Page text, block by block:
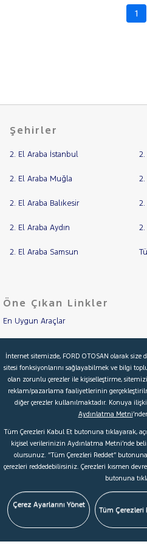
TOGG
VOLKSWAGEN
VOLVO
1
Şehirler
2. El Araba İstanbul
2. El Araba Muğla 2.
2. El Araba Balıkesir 2.
2. El Araba Aydın 2.
2. El Araba Samsun
Öne Çıkan Linkler
En Uygun Araçlar
İkinci El Garanti
Kampanyalar
Kredi Hesaplama & Başvuru
© 2026 Ford Türkiye Ford
Şartlar & Kişisel Verilerin Korunması
Çerez Tercihleri
İnternet sitemizde, FORD OTOSAN olarak
sitesi fonksiyonlarını sağlayabilmek ve bilgi
olan zorunlu çerezler ile kişiselleştirme,
reklam/pazarlama faaliyetlerinin
diğer çerezler kullanılmaktadır. Konuya
Aydınlatma Metni
Tüm Çerezleri Kabul Et butonuna tıklayarak,
kişisel verilerinizin Aydınlatma Metni’nde
olursunuz. “Tüm Çerezleri Reddet”
çerezleri reddedebilirsiniz. Çerezleri kısmen
butonuna
Çerez Ayarlarını Yönet
Tüm Çerezleri